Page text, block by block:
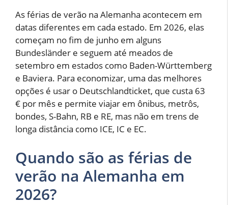
As férias de verão na Alemanha acontecem em
datas diferentes em cada estado. Em 2026, elas
começam no fim de junho em alguns
Bundesländer e seguem até meados de
setembro em estados como Baden-Württemberg
e Baviera. Para economizar, uma das melhores
opções é usar o Deutschlandticket, que custa 63
€ por mês e permite viajar em ônibus, metrôs,
bondes, S-Bahn, RB e RE, mas não em trens de
longa distância como ICE, IC e EC.
Quando são as férias de
verão na Alemanha em
2026?